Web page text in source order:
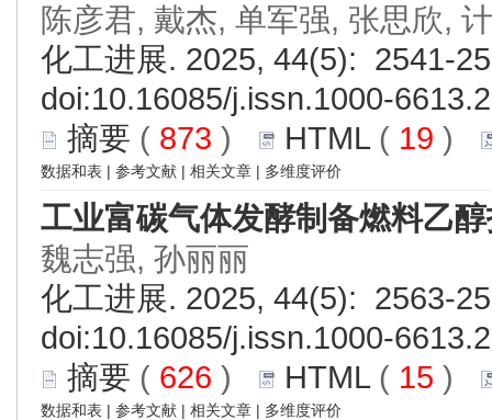
陈彦君, 戴杰, 单军强, 张思欣,
化工进展. 2025, 44(5): 2541-
doi:10.16085/j.issn.1000-
摘要 ( 873 ) HTML( 19 )
数据和表 | 参考文献 | 相关文章 | 多维度评价
工业富碳气体发酵制备燃料乙
魏志强, 孙丽丽
化工进展. 2025, 44(5): 2563-
doi:10.16085/j.issn.1000-
摘要 ( 626 ) HTML( 15 )
数据和表 | 参考文献 | 相关文章 | 多维度评价